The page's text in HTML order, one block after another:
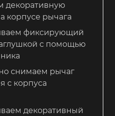
декоративную
корпусе рычага
фиксирующий
с помощью
снимаем рычаг
с корпуса
декоративный